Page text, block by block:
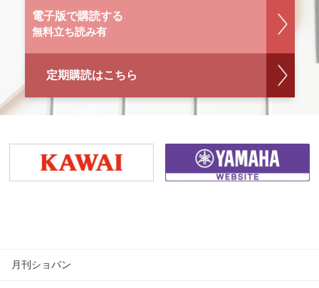
電子版で購読する
無料立ち読み有
定期購読はこちら
月刊ショパン